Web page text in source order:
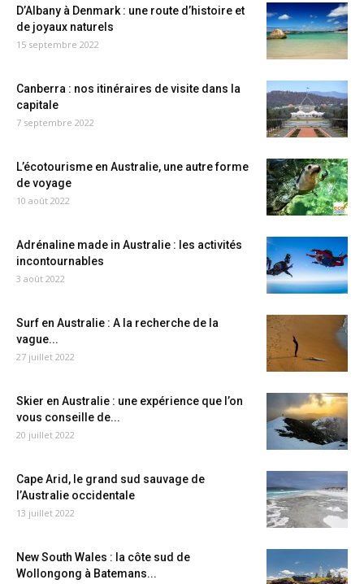
D’Albany à Denmark : une route d’histoire et
de joyaux naturels
15 septembre 2022
Canberra : nos itinéraires de visite dans la
capitale
7 septembre 2022
L’écotourisme en Australie, une autre forme
de voyage
10 août 2022
Adrénaline made in Australie : les activités
incontournables
3 août 2022
Surf en Australie : A la recherche de la
vague...
27 juillet 2022
Skier en Australie : une expérience que l’on
vous conseille de...
20 juillet 2022
Cape Arid, le grand sud sauvage de
l’Australie occidentale
13 juillet 2022
New South Wales : la côte sud de
Wollongong à Batemans...